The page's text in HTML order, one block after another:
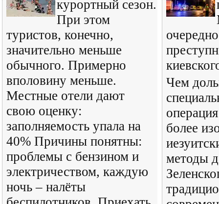
курортный сезон.
При этом
туристов, конечно,
значительно меньше
обычного. Примерно
вполовину меньше.
Местные отели дают
свою оценку:
заполняемость упала на
40% Причины понятны:
проблемы с бензином и
электричеством, каждую
ночь – налёты
Чем
более
методы